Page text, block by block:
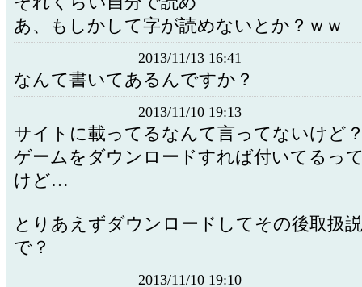
あ、もしかして字が読めないとか？ｗｗ
2013/11/13 16:41
なんて書いてあるんですか？
2013/11/10 19:13
サイトに載ってるなんて言ってないけど
ゲームをダウンロードすれば付いてるっ
けど…
とりあえずダウンロードしてその後取扱
で？
2013/11/10 19:10